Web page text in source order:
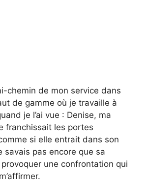
chemin de mon service dans
de gamme où je travaille à
je l’ai vue : Denise, ma
franchissait les portes
si elle entrait dans son
savais pas encore que sa
une confrontation qui